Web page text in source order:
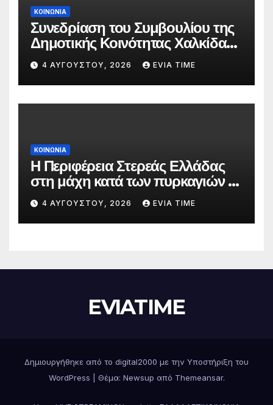
ΚΟΙΝΩΝΙΑ
Συνεδρίαση του Συμβουλίου της
Δημοτικής Κοινότητας Χαλκίδας
την 5 Αυγούστου
4 ΑΥΓΟΎΣΤΟΥ, 2026 EVIA TIME
ΚΟΙΝΩΝΙΑ
Η Περιφέρεια Στερεάς Ελλάδας
στη μάχη κατά των πυρκαγιών –
Δράσεις και στήριξη σε πέντε
περιφερειακές ενότητες
4 ΑΥΓΟΎΣΤΟΥ, 2026 EVIA TIME
EVIATIME
Δημιουργήθηκε από το digital2000 με την Υποστήριξη του
WordPress
Θέμα: Newsup από Themeansar.